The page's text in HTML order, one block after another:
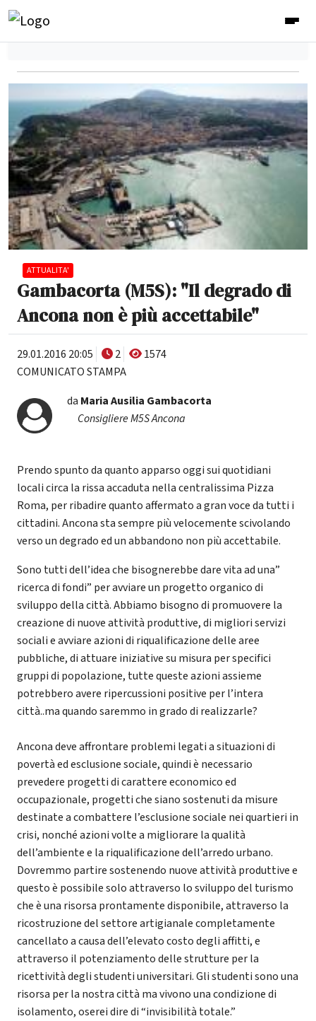
ATTUALITA'
Gambacorta (M5S): "Il degrado di
Ancona non è più accettabile"
29.01.2016 20:05 2
1574
COMUNICATO STAMPA
da Maria Ausilia Gambacorta
Consigliere M5S Ancona
Prendo spunto da quanto apparso oggi sui quotidiani
locali circa la rissa accaduta nella centralissima Pizza
Roma, per ribadire quanto affermato a gran voce da tutti i
cittadini. Ancona sta sempre più velocemente scivolando
verso un degrado ed un abbandono non più accettabile.
Sono tutti dell’idea che bisognerebbe dare vita ad una”
ricerca di fondi” per avviare un progetto organico di
sviluppo della città. Abbiamo bisogno di promuovere la
creazione di nuove attività produttive, di migliori servizi
sociali e avviare azioni di riqualificazione delle aree
pubbliche, di attuare iniziative su misura per specifici
gruppi di popolazione, tutte queste azioni assieme
potrebbero avere ripercussioni positive per l’intera
città..ma quando saremmo in grado di realizzarle?
Ancona deve affrontare problemi legati a situazioni di
povertà ed esclusione sociale, quindi è necessario
prevedere progetti di carattere economico ed
occupazionale, progetti che siano sostenuti da misure
destinate a combattere l’esclusione sociale nei quartieri in
crisi, nonché azioni volte a migliorare la qualità
dell’ambiente e la riqualificazione dell’arredo urbano.
Dovremmo partire sostenendo nuove attività produttive e
questo è possibile solo attraverso lo sviluppo del turismo
che è una risorsa prontamente disponibile, attraverso la
ricostruzione del settore artigianale completamente
cancellato a causa dell’elevato costo degli affitti, e
attraverso il potenziamento delle strutture per la
ricettività degli studenti universitari. Gli studenti sono una
risorsa per la nostra città ma vivono una condizione di
isolamento, oserei dire di “invisibilità totale.”